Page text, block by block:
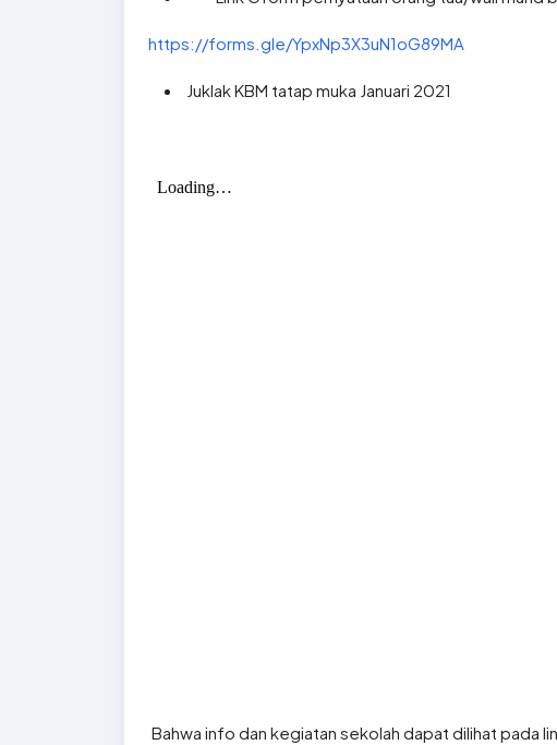
https://forms.gle/YpxNp3X3uN1oG89MA
Juklak KBM tatap muka Januari 2021
Bahwa info dan kegiatan sekolah dapat dilihat pada